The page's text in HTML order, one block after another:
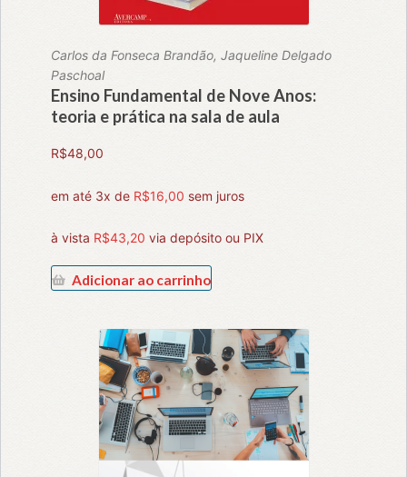
Carlos da Fonseca Brandão, Jaqueline Delgado
Paschoal
Ensino Fundamental de Nove Anos:
teoria e prática na sala de aula
R$48,00
em até 3x de R$16,00 sem juros
à vista R$43,20 via depósito ou PIX
Adicionar ao carrinho